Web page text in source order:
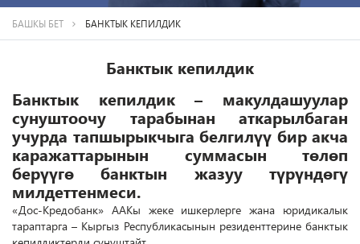
БАШКЫ БЕТ БАНКТЫК КЕПИЛДИК
Банктык кепилдик
Банктык кепилдик – макулдашуулар
сунуштоочу тарабынан аткарылбаган
учурда тапшырыкчыга белгилүү бир акча
каражаттарынын суммасын төлөп
берүүгө банктын жазуу түрүндөгү
милдеттенмеси.
«Дос-Кредобанк» ААКы жеке ишкерлерге жана юридикалык
тараптарга – Кыргыз Республикасынын резиденттерине банктык